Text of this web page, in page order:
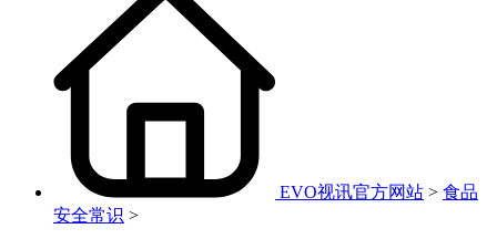
EVO视讯官方网站 > 食品
安全常识 >